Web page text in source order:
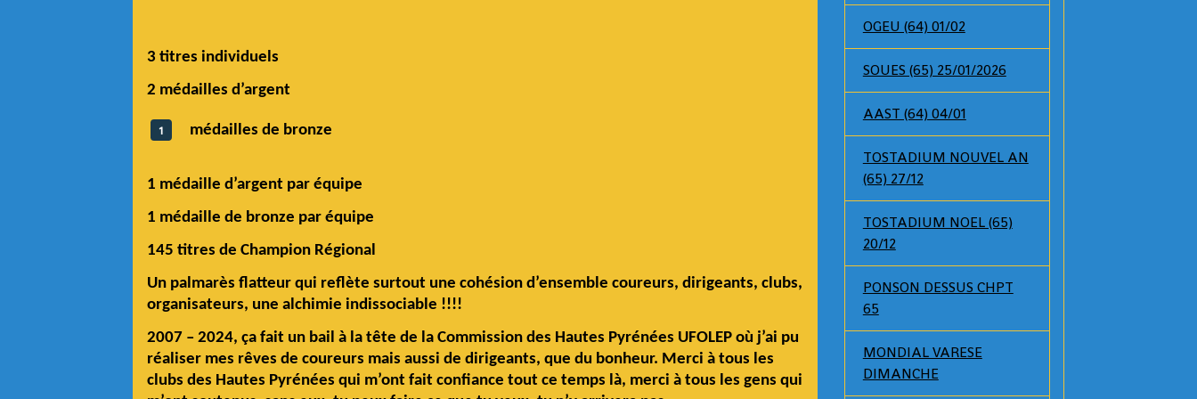
3 titres individuels
2 médailles d’argent
médailles de bronze
1 médaille d’argent par équipe
1 médaille de bronze par équipe
145 titres de Champion Régional
Un palmarès flatteur qui reflète surtout une cohésion d’ensemble coureurs, dirigeants, clubs,
organisateurs, une alchimie indissociable !!!!
2007 – 2024, ça fait un bail à la tête de la Commission des Hautes Pyrénées UFOLEP où j’ai pu
réaliser mes rêves de coureurs mais aussi de dirigeants, que du bonheur. Merci à tous les
clubs des Hautes Pyrénées qui m’ont fait confiance tout ce temps là, merci à tous les gens qui
OGEU (64) 01/02
SOUES (65) 25/01/2026
AAST (64) 04/01
TOSTADIUM NOUVEL AN
(65) 27/12
TOSTADIUM NOEL (65)
20/12
PONSON DESSUS CHPT
65
MONDIAL VARESE
DIMANCHE